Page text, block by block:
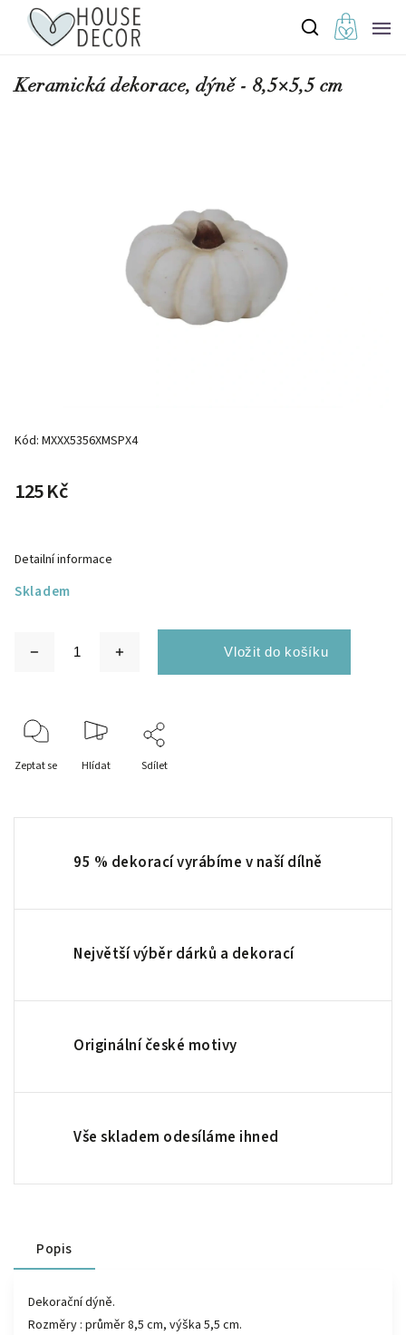
Keramická dekorace, dýně - 8,5×5,5 cm
Kód: MXXX5356XMSPX4
125 Kč
Skladem
Detailní informace
Zeptat se Hlídat Sdílet
95 % dekorací vyrábíme v naší dílně
Největší výběr dárků a dekorací
Originální české motivy
Vše skladem odesíláme ihned
Popis
Dekorační dýně.
Rozměry : průměr 8,5 cm, výška 5,5 cm.